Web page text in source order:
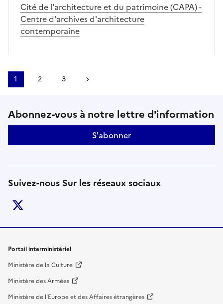
Cité de l'architecture et du patrimoine (CAPA) -
Centre d'archives d'architecture
contemporaine
1 2 3
Suivez-nous sur le réseaux
Abonnez-vous à notre lettre d'information
S'abonner
Suivez-nous Sur les réseaux sociaux
Liens de bas de page
Portail interministériel
Ministère de la Culture
Ministère des Armées
Ministère de l'Europe et des Affaires étrangères